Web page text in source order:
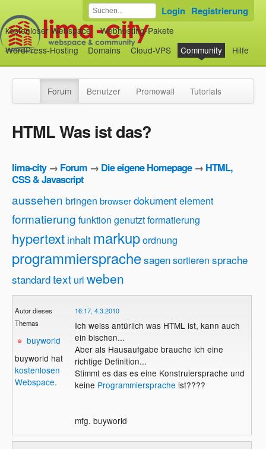
kostenloser Webspace
Webhosting-Pakete
WordPress-Hosting
Domains Cloud-VPS Community Hilfe
Login Registrierung
Forum Benutzer Promowall Tutorials
HTML Was ist das?
lima-city→ Forum → Die eigene Homepage→ HTML,
CSS & Javascript
aussehen bringen browserdokumentelement
formatierung funktion genutzt formatierung
hypertext inhalt markupordnung
programmiersprachesagensortieren sprache
standardtext url weben
Autor dieses
Themas
buyworld
buyworld hat
kostenlosen
Webspace.
16:17, 4.3.2010
Ich weiss antürlich was HTML ist, kann auch
ein bischen...
Aber als Hausaufgabe brauche ich eine
richtige Definition...
Stimmt es das es eine Konstruiersprache und
keine Programmiersprache ist????
mfg. buyworld